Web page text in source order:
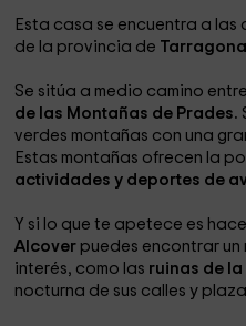
Esta casa se encuentra a las
de la provincia de
Se sitúa a medio camino
de las Montañas de Prades.
verdes montañas con una
Estas montañas ofrecen la
actividades y deportes de
Y si lo que te apetece es
Alcover puedes encontrar
interés, como las ruinas de
nocturna de sus calles y